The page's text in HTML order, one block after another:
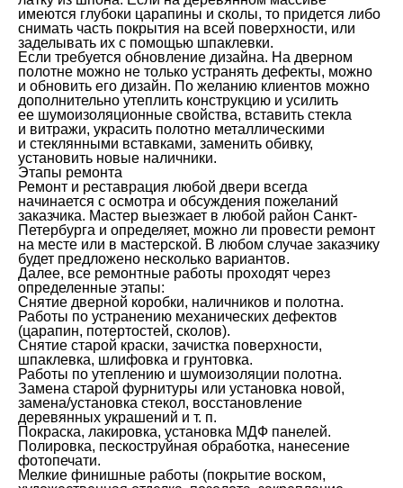
имеются глубоки царапины и сколы, то придется либо
снимать часть покрытия на всей поверхности, или
заделывать их с помощью шпаклевки.
Если требуется обновление дизайна. На дверном
полотне можно не только устранять дефекты, можно
и обновить его дизайн. По желанию клиентов можно
дополнительно утеплить конструкцию и усилить
ее шумоизоляционные свойства, вставить стекла
и витражи, украсить полотно металлическими
и стеклянными вставками, заменить обивку,
установить новые наличники.
Этапы ремонта
Ремонт и реставрация любой двери всегда
начинается с осмотра и обсуждения пожеланий
заказчика. Мастер выезжает в любой район Санкт-
Петербурга и определяет, можно ли провести ремонт
на месте или в мастерской. В любом случае заказчику
будет предложено несколько вариантов.
Далее, все ремонтные работы проходят через
определенные этапы:
Снятие дверной коробки, наличников и полотна.
Работы по устранению механических дефектов
(царапин, потертостей, сколов).
Снятие старой краски, зачистка поверхности,
шпаклевка, шлифовка и грунтовка.
Работы по утеплению и шумоизоляции полотна.
Замена старой фурнитуры или установка новой,
замена/установка стекол, восстановление
деревянных украшений и т. п.
Покраска, лакировка, установка МДФ панелей.
Полировка, пескоструйная обработка, нанесение
фотопечати.
Мелкие финишные работы (покрытие воском,